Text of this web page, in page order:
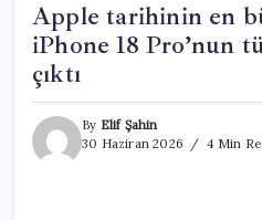
Apple tarihinin en
iPhone 18 Pro’nun
çıktı
By Elif Şahin
30 Haziran 2026
4 Min